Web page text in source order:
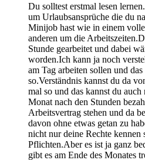
Du solltest erstmal lesen
um Urlaubsansprüche die du
Minijob hast wie in einem
anderen um die
Stunde gearbeitet und dabei
worden.Ich kann ja noch
am Tag arbeiten sollen und
so.Verständnis kannst du da
mal so und das kannst du
Monat nach den Stunden
Arbeitsvertrag stehen und da
davon ohne etwas getan zu
nicht nur deine Rechte kennen
Pflichten.Aber es ist ja ganz
gibt es am Ende des Monates